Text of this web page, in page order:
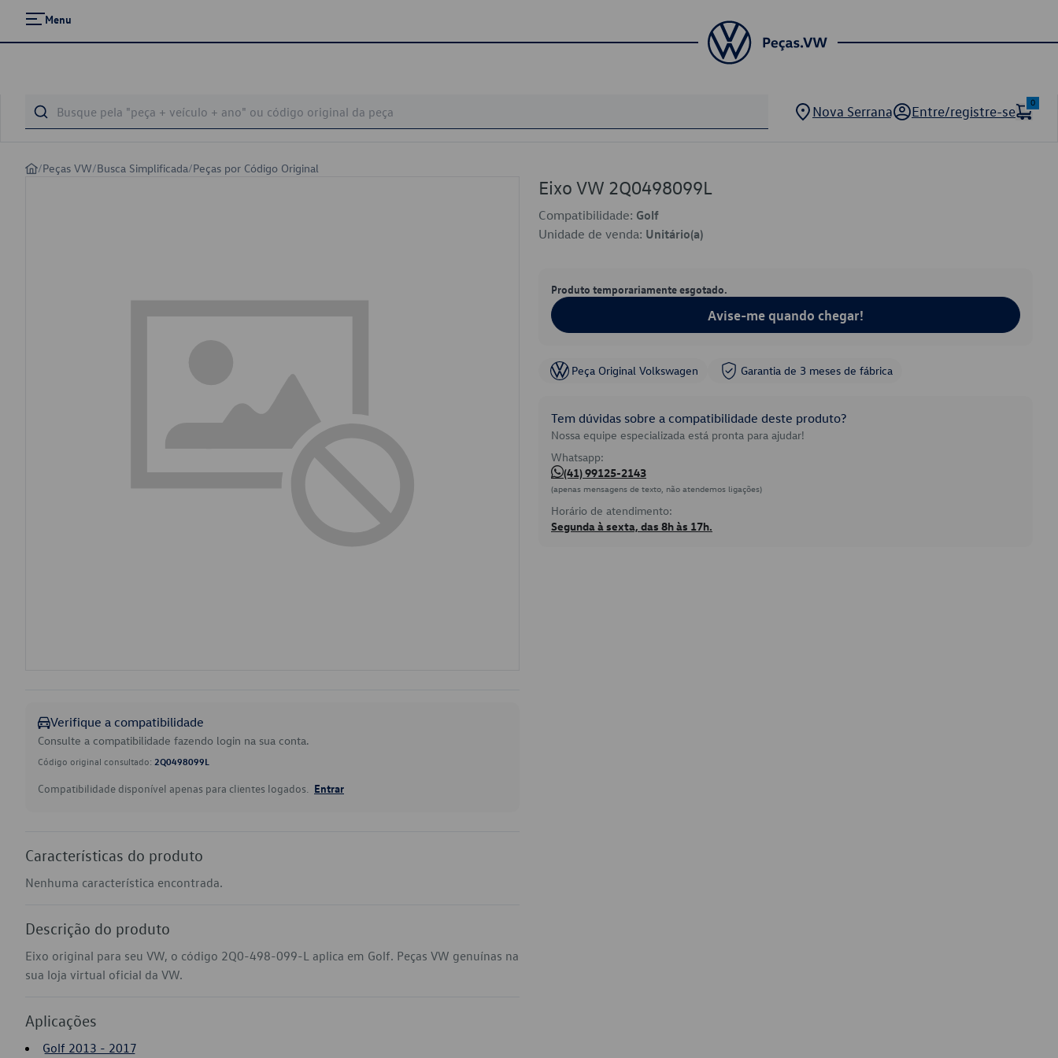
Menu
Nova Serrana Entre/registre-se
0
/Peças VW/Busca Simplificada/Peças por Código Original
Verifique a compatibilidade
Consulte a compatibilidade fazendo login na sua conta.
Código original consultado: 2Q0498099L
Compatibilidade disponível apenas para clientes logados. Entrar
Características do produto
Nenhuma característica encontrada.
Descrição do produto
Eixo original para seu VW, o código 2Q0-498-099-L aplica em Golf. Peças VW genuínas na
sua loja virtual oficial da VW.
Aplicações
Golf 2013 - 2017
Eixo VW 2Q0498099L
Compatibilidade: Golf
Unidade de venda: Unitário(a)
Produto temporariamente esgotado.
Avise-me quando chegar!
Peça Original Volkswagen Garantia de 3 meses de fábrica
Tem dúvidas sobre a compatibilidade deste produto?
Nossa equipe especializada está pronta para ajudar!
Whatsapp:
(41) 99125-2143
(apenas mensagens de texto, não atendemos ligações)
Horário de atendimento:
Segunda à sexta, das 8h às 17h.